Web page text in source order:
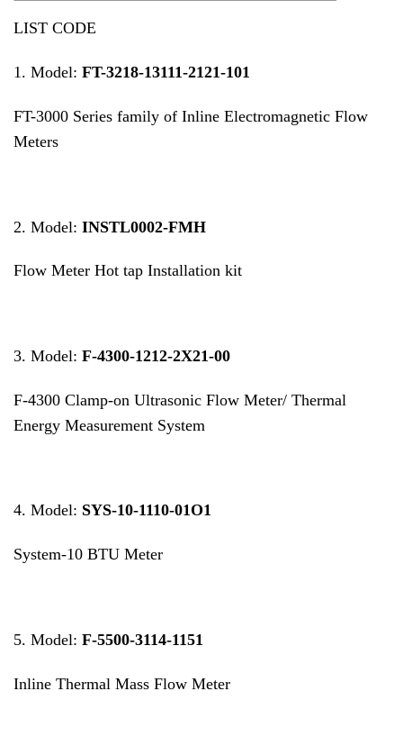
LIST CODE
1. Model: FT-3218-13111-2121-101
FT-3000 Series family of Inline Electromagnetic Flow
Meters
2. Model: INSTL0002-FMH
Flow Meter Hot tap Installation kit
3. Model: F-4300-1212-2X21-00
F-4300 Clamp-on Ultrasonic Flow Meter/ Thermal
Energy Measurement System
4. Model: SYS-10-1110-01O1
System-10 BTU Meter
5. Model: F-5500-3114-1151
Inline Thermal Mass Flow Meter